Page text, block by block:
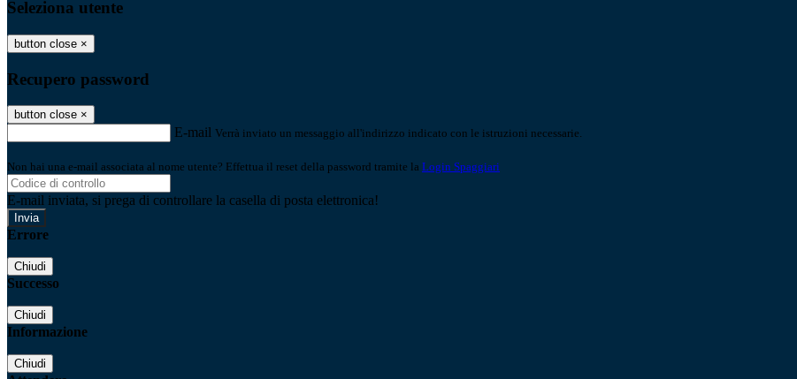
Seleziona utente
button close ×
Recupero password
button close ×
E-mail Verrà inviato un messaggio all'indirizzo indicato con le istruzioni necessarie.
Non hai una e-mail associata al nome utente? Effettua il reset della password tramite la Login Spaggiari
E-mail inviata, si prega di controllare la casella di posta elettronica!
Errore
Chiudi
Successo
Chiudi
Informazione
Chiudi